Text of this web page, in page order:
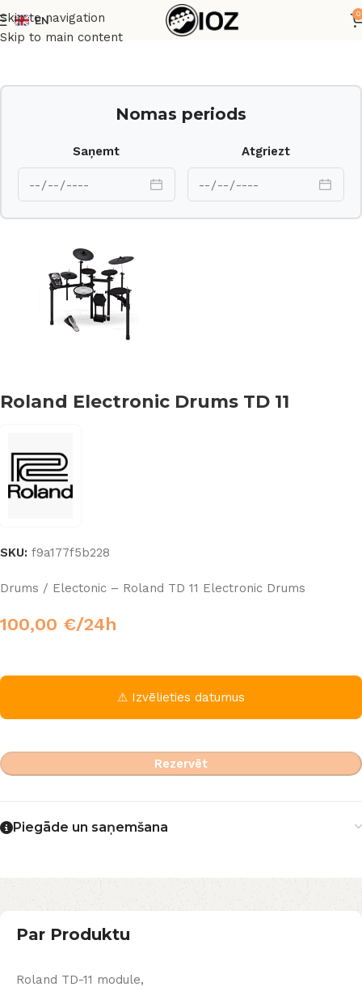
Skip to navigation
Skip to main content
EN
0
Sākums Bungas Elektroniskie
Nomas periods
Saņemt Atgriezt
Roland Electronic Drums TD 11
SKU: f9a177f5b228
Drums / Electonic – Roland TD 11 Electronic Drums
100,00 €/24h
⚠ Izvēlieties datumus
Rezervēt
Piegāde un saņemšana
Par Produktu
Roland TD-11 module,